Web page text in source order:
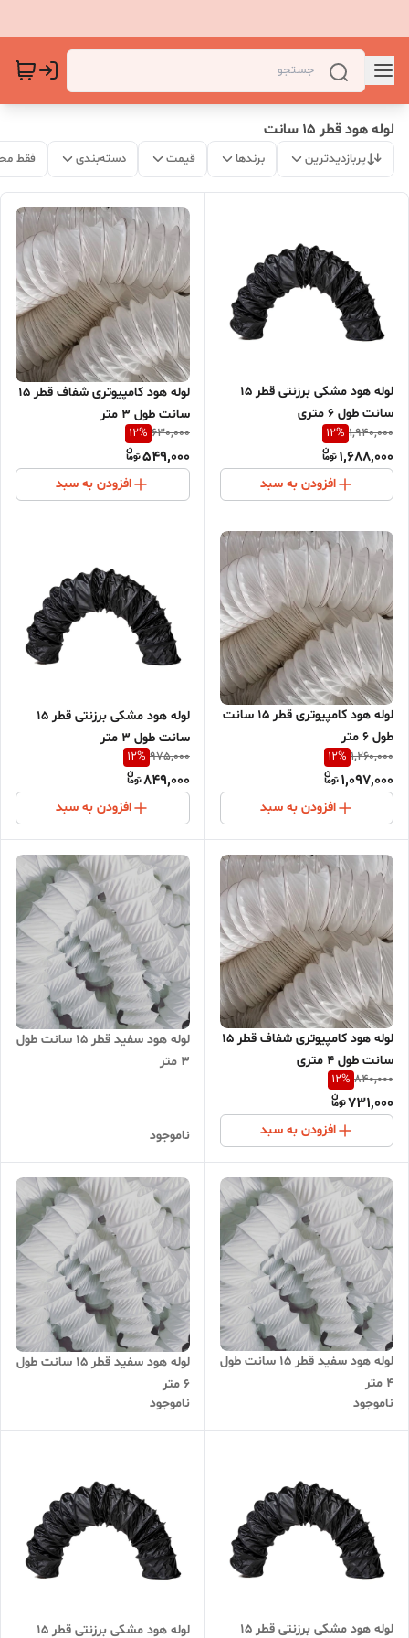
لوله هود قطر 15 سانت
پربازدیدترین برندها قیمت دسته‌بندی فقط
لوله هود مشکی برزنتی قطر 15
سانت طول 6 متری
1,940,000
12%
1,688,000
افزودن به سبد
لوله هود کامپیوتری شفاف قطر 15
سانت طول 3 متر
630,000
12%
549,000
افزودن به سبد
لوله هود کامپیوتری قطر 15 سانت
طول 6 متر
1,260,000
12%
1,097,000
افزودن به سبد
لوله هود مشکی برزنتی قطر 15
سانت طول 3 متر
975,000
12%
849,000
افزودن به سبد
لوله هود کامپیوتری شفاف قطر 15
سانت طول 4 متری
840,000
12%
731,000
افزودن به سبد
لوله هود سفید قطر 15 سانت طول
3 متر
ناموجود
لوله هود سفید قطر 15 سانت طول
4 متر
ناموجود
لوله هود سفید قطر 15 سانت طول
6 متر
ناموجود
لوله هود مشکی برزنتی قطر 15 لوله هود مشکی برزنتی قطر 15